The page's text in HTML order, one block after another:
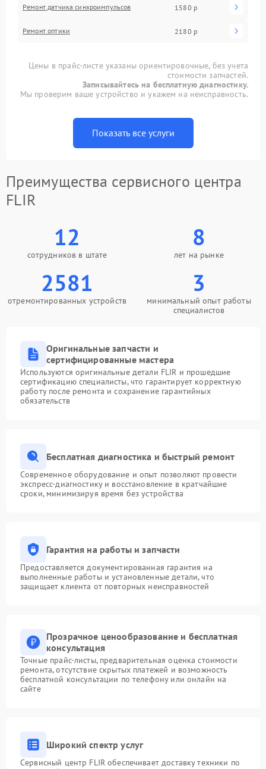
Ремонт датчика синхроимпульсов 1580 р
Ремонт оптики 2180 р
Цены в прайс-листе указаны ориентировочные, без учета
стоимости запчастей.
Записывайтесь на бесплатную диагностику.
Мы проверим ваше устройство и укажем на неисправность.
Показать все услуги
Преимущества сервисного центра
FLIR
12
сотрудников в штате
8
лет на рынке
2581
отремонтированных устройств
3
минимальный опыт работы
специалистов
Оригинальные запчасти и
сертифицированные мастера
Используются оригинальные детали FLIR и прошедшие
сертификацию специалисты, что гарантирует корректную
работу после ремонта и сохранение гарантийных
обязательств
Бесплатная диагностика и быстрый ремонт
Современное оборудование и опыт позволяют провести
экспресс-диагностику и восстановление в кратчайшие
сроки, минимизируя время без устройства
Гарантия на работы и запчасти
Предоставляется документированная гарантия на
выполненные работы и установленные детали, что
защищает клиента от повторных неисправностей
Прозрачное ценообразование и бесплатная
консультация
Точные прайс-листы, предварительная оценка стоимости
ремонта, отсутствие скрытых платежей и возможность
бесплатной консультации по телефону или онлайн на
сайте
Широкий спектр услуг
Сервисный центр FLIR обеспечивает доставку техники по